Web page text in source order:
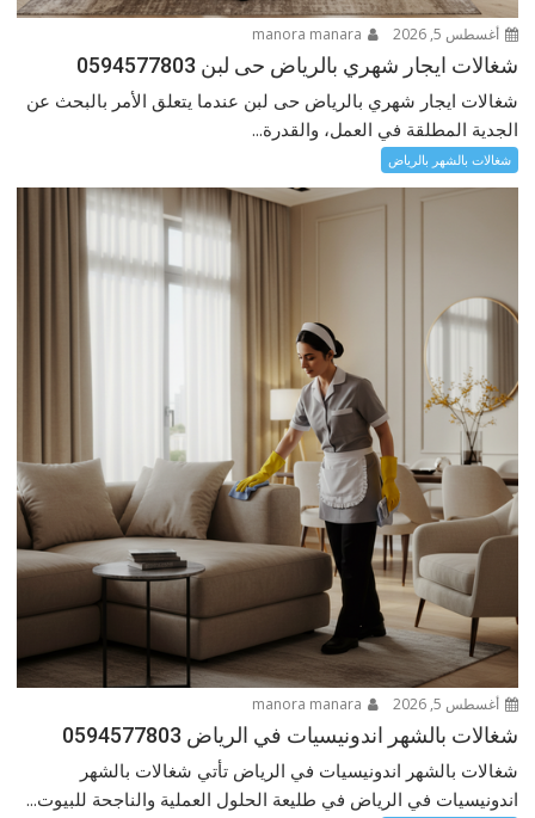
أغسطس 5, 2026
شغالات ايجار شهري بالرياض حى لبن 0594577803
شغالات ايجار شهري بالرياض حى لبن عندما يتعلق الأمر بالبحث عن
الجدية المطلقة في العمل، والقدرة...
شغالات بالشهر بالرياض
أغسطس 5, 2026
شغالات بالشهر اندونيسيات في الرياض 0594577803
شغالات بالشهر اندونيسيات في الرياض تأتي شغالات بالشهر
اندونيسيات في الرياض في طليعة الحلول العملية والناجحة للبيوت...